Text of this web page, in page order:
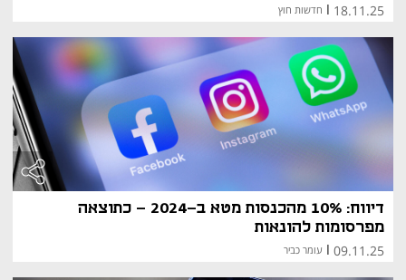
18.11.25
| חדשות חוץ
דיווח: 10% מהכנסות מטא ב-2024 - כתוצאה
מפרסומות להונאות
09.11.25
| עומר כביר